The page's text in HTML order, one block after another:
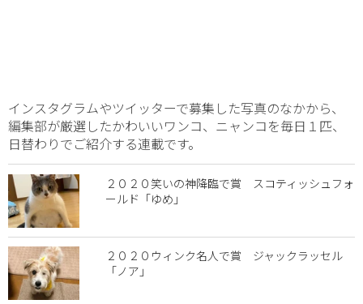
インスタグラムやツイッターで募集した写真のなかから、
編集部が厳選したかわいいワンコ、ニャンコを毎日１匹、
日替わりでご紹介する連載です。
２０２０笑いの神降臨で賞 スコティッシュフォ
ールド「ゆめ」
２０２０ウィンク名人で賞 ジャックラッセル
「ノア」